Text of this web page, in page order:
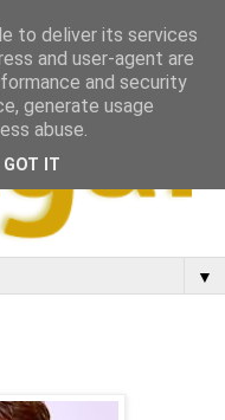
▼
to deliver its services
and user-agent are
and security
generate usage
abuse.
GOT IT